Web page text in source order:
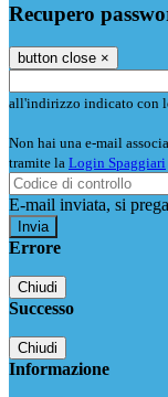
Recupero
button close ×
all'indirizzo indicato con
Non hai una e-mail
tramite la Login Spaggiari
E-mail inviata, si
Errore
Chiudi
Successo
Chiudi
Informazione